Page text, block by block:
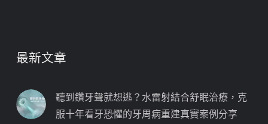
最新文章
聽到鑽牙聲就想逃？水雷射結合舒眠治療，克
服十年看牙恐懼的牙周病重建真實案例分享